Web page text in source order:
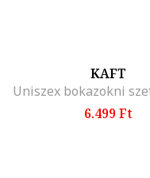
KAFT
6.499 Ft